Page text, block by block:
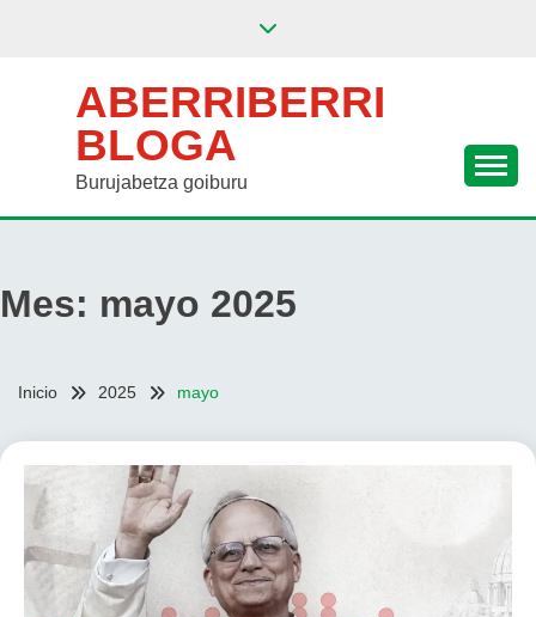
ABERRIBERRI
BLOGA
Burujabetza goiburu
Mes: mayo 2025
Inicio 2025 mayo